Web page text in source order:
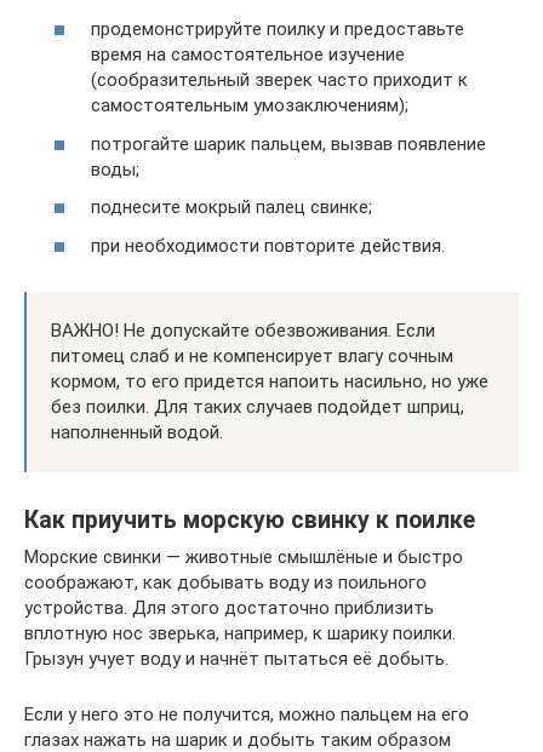
продемонстрируйте поилку и предоставьте
время на самостоятельное изучение
(сообразительный зверек часто приходит к
самостоятельным умозаключениям);
потрогайте шарик пальцем, вызвав появление
воды;
поднесите мокрый палец свинке;
при необходимости повторите действия.
ВАЖНО! Не допускайте обезвоживания. Если
питомец слаб и не компенсирует влагу сочным
кормом, то его придется напоить насильно, но уже
без поилки. Для таких случаев подойдет шприц,
наполненный водой.
Как приучить морскую свинку к поилке
Морские свинки — животные смышлёные и быстро
соображают, как добывать воду из поильного
устройства. Для этого достаточно приблизить
вплотную нос зверька, например, к шарику поилки.
Грызун учует воду и начнёт пытаться её добыть.
Если у него это не получится, можно пальцем на его
глазах нажать на шарик и добыть таким образом